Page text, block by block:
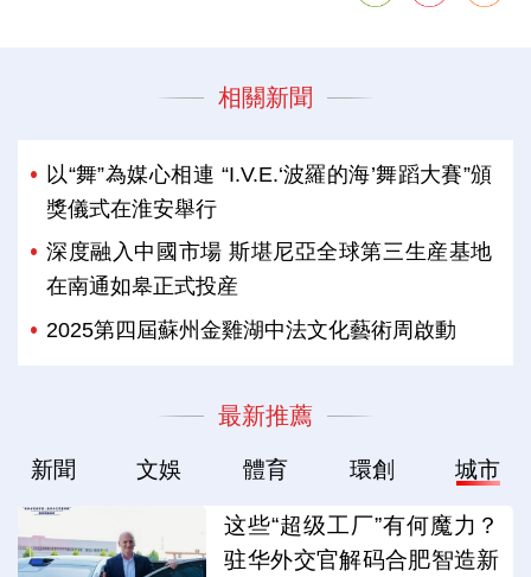
相關新聞
以“舞”為媒心相連 “I.V.E.‘波羅的海’舞蹈大賽”頒
獎儀式在淮安舉行
深度融入中國市場 斯堪尼亞全球第三生産基地
在南通如皋正式投産
2025第四屆蘇州金雞湖中法文化藝術周啟動
最新推薦
新聞 文娛 體育 環創 城市
这些“超级工厂”有何魔力？
驻华外交官解码合肥智造新